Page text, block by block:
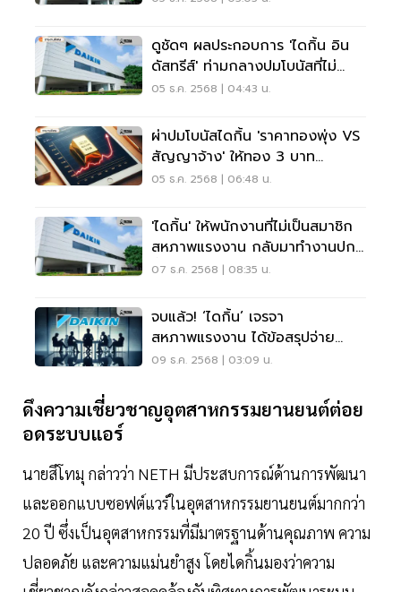
ดูชัดๆ ผลประกอบการ 'ไดกิ้น อิน
ดัสทรีส์' ท่ามกลางปมโบนัสที่ไม่
ลงตัว
05 ธ.ค. 2568 | 04:43 น.
ผ่าปมโบนัสไดกิ้น 'ราคาทองพุ่ง VS
สัญญาจ้าง' ให้ทอง 3 บาท
พนักงานเก่าแก่
05 ธ.ค. 2568 | 06:48 น.
'ไดกิ้น' ให้พนักงานที่ไม่เป็นสมาชิก
สหภาพแรงงาน กลับมาทำงานปกติ
ตั้งแต่วันที่ 8 ธ.ค.นี้
07 ธ.ค. 2568 | 08:35 น.
จบแล้ว! ‘ไดกิ้น’ เจรจา
สหภาพแรงงาน ได้ข้อสรุปจ่าย
โบนัส 7 เดือนบวกเงิน 15,000
09 ธ.ค. 2568 | 03:09 น.
ดึงความเชี่ยวชาญอุตสาหกรรมยานยนต์ต่อย
อดระบบแอร์
นายสึโทมุ กล่าวว่า NETH มีประสบการณ์ด้านการพัฒนา
และออกแบบซอฟต์แวร์ในอุตสาหกรรมยานยนต์มากกว่า
20 ปี ซึ่งเป็นอุตสาหกรรมที่มีมาตรฐานด้านคุณภาพ ความ
ปลอดภัย และความแม่นยำสูง โดยไดกิ้นมองว่าความ